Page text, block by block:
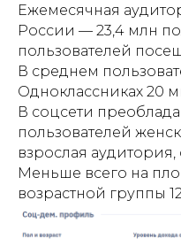
Ежемесячная
России — 23,4 млн
пользователей
В среднем
Одноклассниках 20
В соцсети
пользователей
взрослая аудитория,
Меньше всего на
возрастной группы